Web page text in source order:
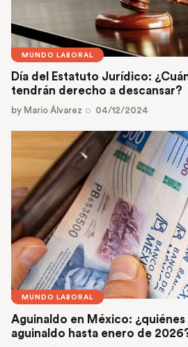
MUNDO LABORAL
Día del Estatuto Jurídico:
tendrán derecho a descansar?
by Mario Álvarez 04/12/2024
MUNDO LABORAL
Aguinaldo en México:
aguinaldo hasta enero de